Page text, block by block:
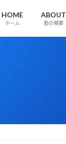
HOME
ホーム
ABOUT
塾の概要